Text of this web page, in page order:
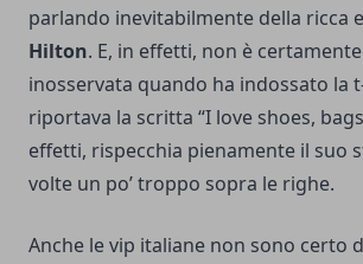
parlando inevitabilmente della ricca
Hilton. E, in effetti, non è
inosservata quando ha indossato la
riportava la scritta “I love shoes,
effetti, rispecchia pienamente il suo
volte un po’ troppo sopra le righe.
Anche le vip italiane non sono certo